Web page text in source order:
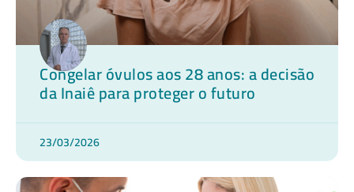
Congelar óvulos aos 28 anos: a decisão
da Inaiê para proteger o futuro
23/03/2026